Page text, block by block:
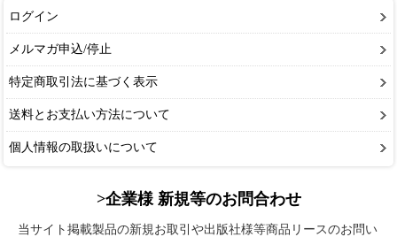
ログイン
メルマガ申込/停止
特定商取引法に基づく表示
送料とお支払い方法について
個人情報の取扱いについて
>企業様 新規等のお問合わせ
当サイト掲載製品の新規お取引や出版社様等商品リースのお問い